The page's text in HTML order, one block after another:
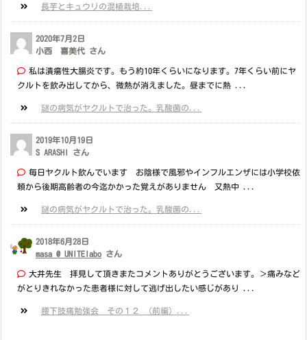
長芋とキュウリの混植栽培...
2020年7月2日
小西 喜美代 さん
私は潰瘍性大腸炎です。もう約10年くらいになります。7年くらい前にヤ
クルトを飲み出してから、微熱が消えました。昼までに熱 ...
謎の病気がヤクルトで治った。乳酸菌の...
2019年10月19日
S ARASHI さん
毎日ヤクルト飲んでいます お陰様で風邪やインフルエンザには小学校依
頼から後期高齢者の今迄かかった覚えがありません 又熱中 ...
謎の病気がヤクルトで治った。乳酸菌の...
2018年6月28日
masa @ UNITElabo さん
大井先生 拝見して頂きまたコメントありがとうございます。＞痛みなど
がとりきれなかった患者様に対して逃げ出したい感じがあり ...
腰下肢痛勉強会 その１２ （前編）...